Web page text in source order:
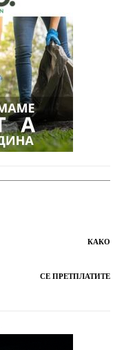
КАКО
СЕ ПРЕТПЛАТИТЕ